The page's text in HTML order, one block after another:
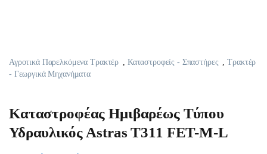
Αγροτικά Παρελκόμενα Τρακτέρ Καταστροφείς - Σπαστήρες ,Τρακτέρ
- Γεωργικά Μηχανήματα
Καταστροφέας Ημιβαρέως Τύπου
Υδραυλικός Astras T311 FET-Μ-L